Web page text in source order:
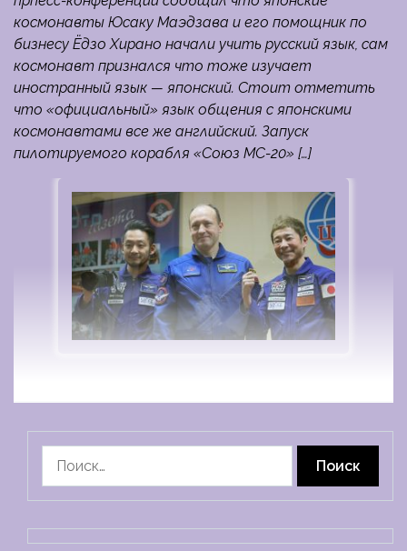
космонавты Юсаку Маэдзава и его помощник по
бизнесу Ёдзо Хирано начали учить русский язык, сам
космонавт признался что тоже изучает
иностранный язык — японский. Стоит отметить
что «официальный» язык общения с японскими
космонавтами все же английский. Запуск
пилотируемого корабля «Союз МС-20» […]